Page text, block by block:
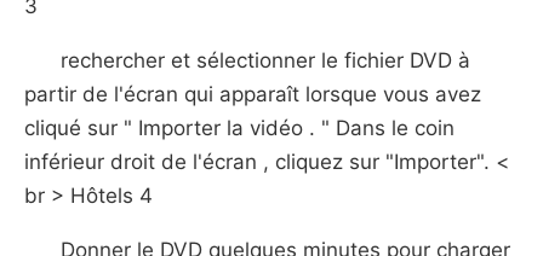
3
rechercher et sélectionner le fichier DVD à
partir de l'écran qui apparaît lorsque vous avez
cliqué sur " Importer la vidéo . " Dans le coin
inférieur droit de l'écran , cliquez sur "Importer". <
br > Hôtels 4
Donner le DVD quelques minutes pour charger